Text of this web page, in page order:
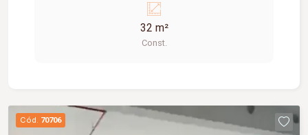
32 m²
Const.
Cód. 70706